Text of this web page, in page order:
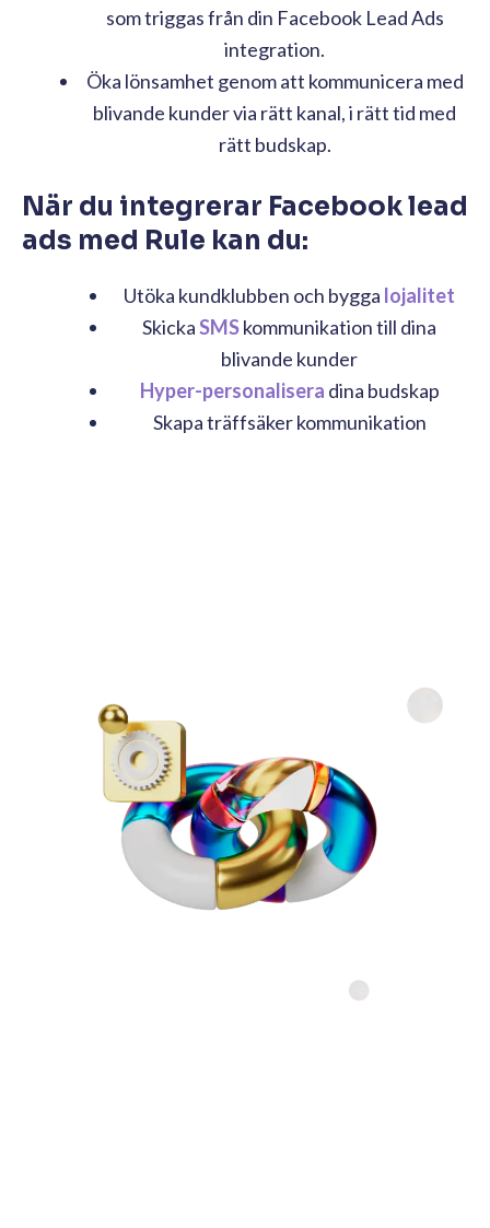
som triggas från din Facebook Lead Ads
integration.
Öka lönsamhet genom att kommunicera med
blivande kunder via rätt kanal, i rätt tid med
rätt budskap.
När du integrerar Facebook lead
ads med Rule kan du:
Utöka kundklubben och bygga lojalitet
SkickaSMSkommunikation till dina
blivande kunder
Hyper-personalisera dina budskap
Skapa träffsäker kommunikation